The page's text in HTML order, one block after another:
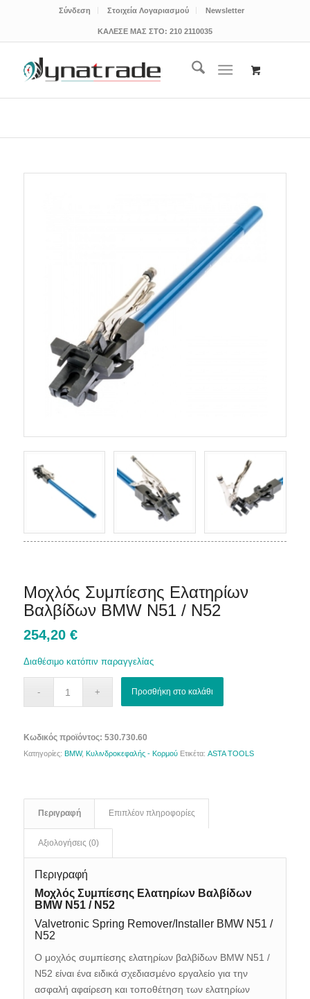
Σύνδεση Στοιχεία Λογαριασμού Newsletter
ΚΑΛΕΣΕ ΜΑΣ ΣΤΟ: 210 2110035
Μοχλός Συμπίεσης Ελατηρίων
Βαλβίδων BMW N51 / N52
254,20 €
Διαθέσιμο κατόπιν παραγγελίας
Προσθήκη στο καλάθι
Κωδικός προϊόντος: 530.730.60
Κατηγορίες: BMW, Κυλινδροκεφαλής - Κορμού Ετικέτα: ASTA TOOLS
Περιγραφή Επιπλέον πληροφορίες
Αξιολογήσεις (0)
Περιγραφή
Μοχλός Συμπίεσης Ελατηρίων Βαλβίδων
BMW N51 / N52
Valvetronic Spring Remover/Installer BMW N51 /
N52
Ο μοχλός συμπίεσης ελατηρίων βαλβίδων BMW N51 /
N52 είναι ένα ειδικά σχεδιασμένο εργαλείο για την
ασφαλή αφαίρεση και τοποθέτηση των ελατηρίων